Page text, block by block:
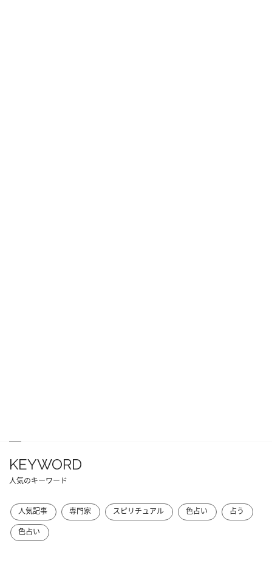
KEYWORD
人気のキーワード
人気記事 専門家 スピリチュアル 色占い
占う
色占い